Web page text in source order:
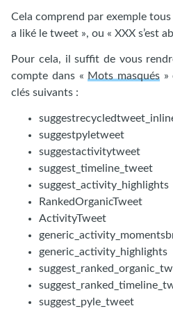
Cela comprend par exemple
a liké le tweet », ou « XXX s’est
Pour cela, il suffit de vous
compte dans « Mots masqués»
clés suivants :
suggestpyletweet
suggestactivitytweet
suggest_timeline_tweet
suggest_activity_highlights
RankedOrganicTweet
ActivityTweet
generic_activity_highlights
suggest_pyle_tweet